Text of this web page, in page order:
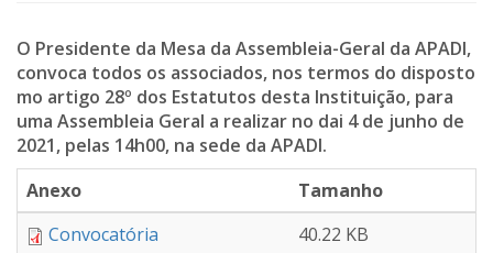
O Presidente da Mesa da Assembleia-Geral da APADI,
convoca todos os associados, nos termos do disposto
mo artigo 28º dos Estatutos desta Instituição, para
uma Assembleia Geral a realizar no dai 4 de junho de
2021, pelas 14h00, na sede da APADI.
Anexo
Tamanho
Convocatória
40.22 KB